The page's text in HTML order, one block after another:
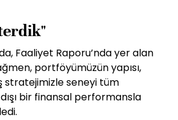
Faaliyet Raporu’nda yer alan
portföyümüzün yapısı,
stratejimizle seneyi tüm
bir finansal performansla